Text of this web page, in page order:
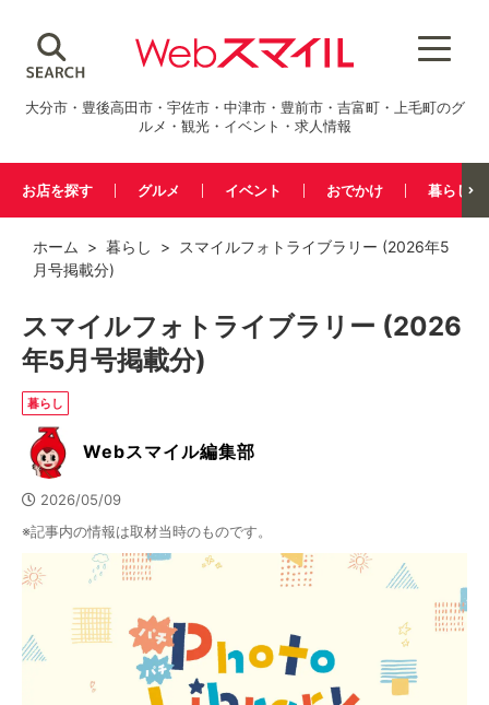
大分市・豊後高田市・宇佐市・中津市・豊前市・吉富町・上毛町のグ
ルメ・観光・イベント・求人情報
お店を探す グルメ イベント おでかけ 暮らし
ホーム > 暮らし
> スマイルフォトライブラリー (2026年5
月号掲載分)
スマイルフォトライブラリー (2026
年5月号掲載分)
暮らし
Webスマイル編集部
2026/05/09
※記事内の情報は取材当時のものです。